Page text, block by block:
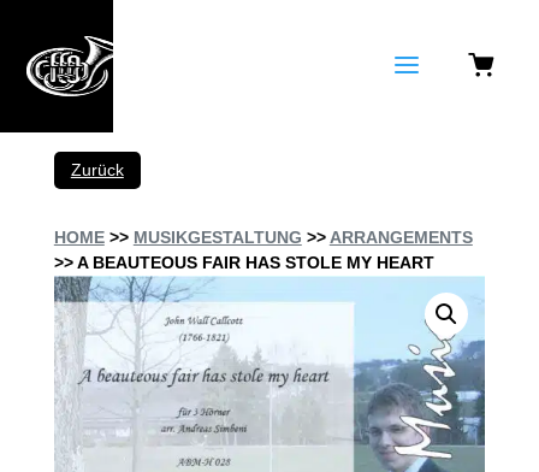
a
Zurück
HOME>> MUSIKGESTALTUNG >>ARRANGEMENTS
>> A BEAUTEOUS FAIR HAS STOLE MY HEART